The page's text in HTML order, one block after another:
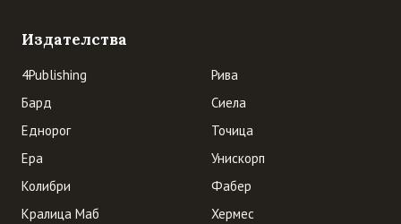
Издателства
4Publishing
Бард
Еднорог
Ера
Колибри
Кралица Маб
Рива
Сиела
Точица
Унискорп
Фабер
Хермес